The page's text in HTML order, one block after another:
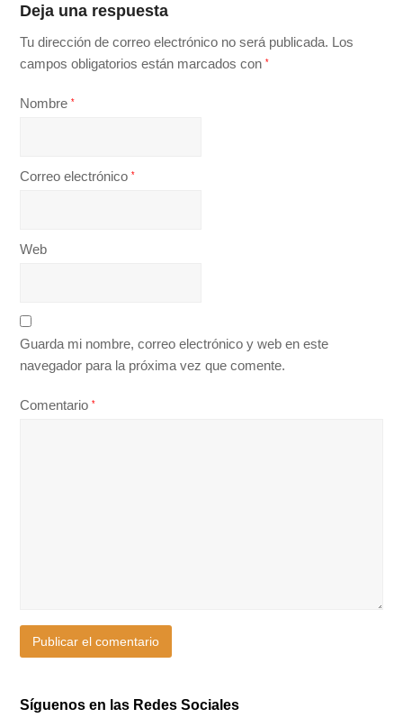
Deja una respuesta
Tu dirección de correo electrónico no será publicada. Los
campos obligatorios están marcados con*
Nombre*
Correo electrónico*
Web
Guarda mi nombre, correo electrónico y web en este
navegador para la próxima vez que comente.
Comentario*
Síguenos en las Redes Sociales